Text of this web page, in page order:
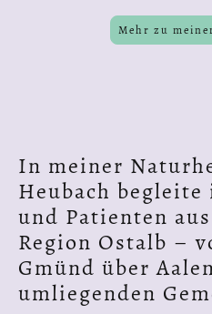
Mehr zu
In meiner
Heubach
und Patienten
Region Ostalb –
Gmünd über
umliegenden